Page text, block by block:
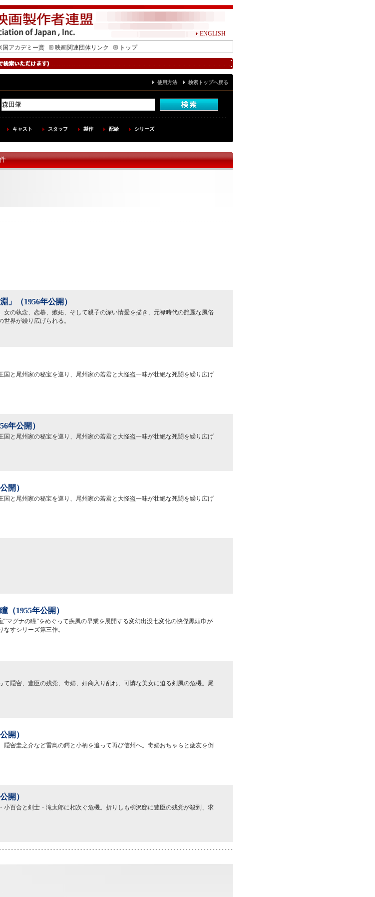
ENGLISH
国アカデミー賞 映画関連団体リンク トップ
使用方法 検索トップへ戻る
キャスト スタッフ 製作 配給 シリーズ
（1956年公開）
女の執念、恋慕、嫉妬、そして親子の深い情愛を描き、元禄時代の艶麗な風俗
界が繰り広げられる。
国と尾州家の秘宝を巡り、尾州家の若君と大怪盗一味が壮絶な死闘を繰り広げ
年公開）
国と尾州家の秘宝を巡り、尾州家の若君と大怪盗一味が壮絶な死闘を繰り広げ
開）
国と尾州家の秘宝を巡り、尾州家の若君と大怪盗一味が壮絶な死闘を繰り広げ
1955年公開）
”マグナの瞳”をめぐって疾風の早業を展開する変幻出没七変化の快傑黒頭巾が
すシリーズ第三作。
て隠密、豊臣の残党、毒婦、奸商入り乱れ、可憐な美女に迫る剣風の危機。尾
開）
隠密圭之介など雷鳥の鍔と小柄を追って再び信州へ。毒婦おちゃらと痣友を倒
開）
小百合と剣士・滝太郎に相次ぐ危機。折りしも柳沢邸に豊臣の残党が殺到、求